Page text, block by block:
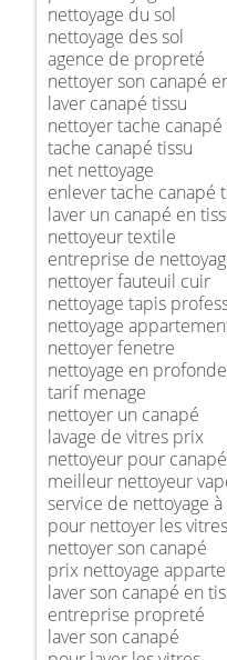
nettoyage du sol
nettoyage des sol
agence de propreté
nettoyer son canapé
laver canapé tissu
nettoyer tache canapé
tache canapé tissu
net nettoyage
enlever tache canapé
laver un canapé en
nettoyeur textile
entreprise de
nettoyer fauteuil cuir
nettoyage tapis
nettoyage
nettoyer fenetre
nettoyage en
tarif menage
nettoyer un canapé
lavage de vitres prix
nettoyeur pour canapé
meilleur nettoyeur
service de nettoyage
pour nettoyer les vitres
nettoyer son canapé
prix nettoyage
laver son canapé en
entreprise propreté
laver son canapé